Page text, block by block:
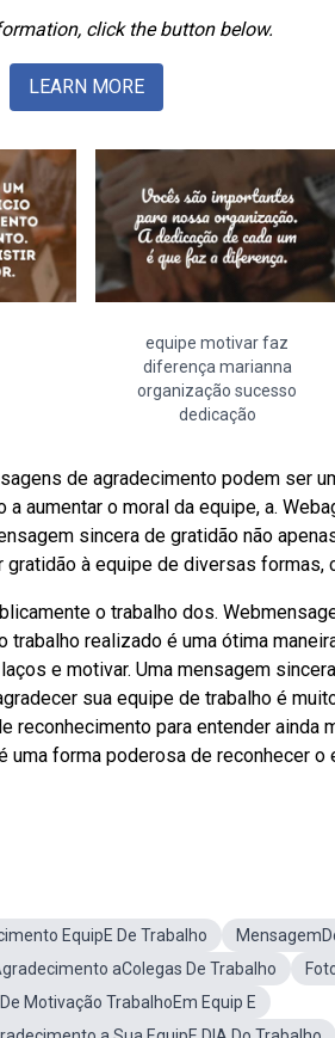
click the button below.
LEARN MORE
equipe motivar faz
diferença marianna
organização sucesso
dedicação
de agradecimento podem ser
aumentar o moral da equipe, a.
sincera de gratidão não
à equipe de diversas formas,
o trabalho dos.
realizado é uma ótima
e motivar. Uma mensagem
sua equipe de trabalho é
para entender ainda
uma forma poderosa de reconhecer
EquipE De Trabalho
aColegas De Trabalho
Motivação TrabalhoEm Equip E